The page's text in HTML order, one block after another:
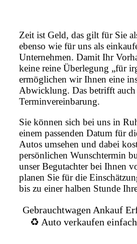
Zeit ist Geld, das gilt für Sie
ebenso wie für uns als
Unternehmen. Damit Ihr
keine reine Überlegung „für
ermöglichen wir Ihnen eine
Abwicklung. Das betrifft auch
Terminvereinbarung.
Sie können sich bei uns in
einem passenden Datum für
Autos umsehen und dabei
persönlichen Wunschtermin
unser Begutachter bei Ihnen
planen Sie für die
bis zu einer halben Stunde
Gebrauchtwagen Ankauf
♻️ Auto verkaufen